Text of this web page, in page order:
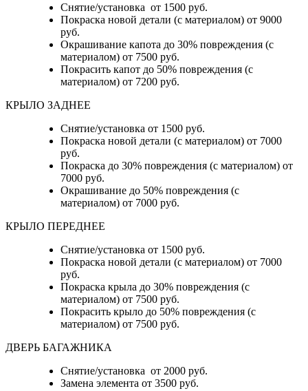
Снятие/установка от 1500 руб.
Покраска новой детали (с материалом) от 9000
руб.
Окрашивание капота до 30% повреждения (с
материалом) от 7500 руб.
Покрасить капот до 50% повреждения (с
материалом) от 7200 руб.
КРЫЛО ЗАДНЕЕ
Снятие/установка от 1500 руб.
Покраска новой детали (с материалом) от 7000
руб.
Покраска до 30% повреждения (с материалом) от
7000 руб.
Окрашивание до 50% повреждения (с
материалом) от 7000 руб.
КРЫЛО ПЕРЕДНЕЕ
Снятие/установка от 1500 руб.
Покраска новой детали (с материалом) от 7000
руб.
Покраска крыла до 30% повреждения (с
материалом) от 7500 руб.
Покрасить крыло до 50% повреждения (с
материалом) от 7500 руб.
ДВЕРЬ БАГАЖНИКА
Снятие/установка от 2000 руб.
Замена элемента от 3500 руб.